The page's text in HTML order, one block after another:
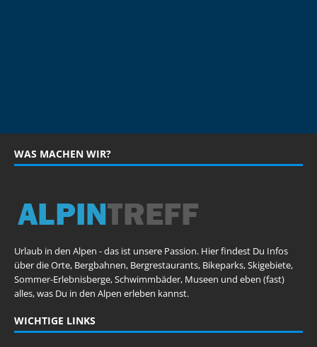
WAS MACHEN WIR?
Urlaub in den Alpen - das ist unsere Passion. Hier findest Du Infos
über die Orte, Bergbahnen, Bergrestaurants, Bikeparks, Skigebiete,
Sommer-Erlebnisberge, Schwimmbäder, Museen und eben (fast)
alles, was Du in den Alpen erleben kannst.
WICHTIGE LINKS